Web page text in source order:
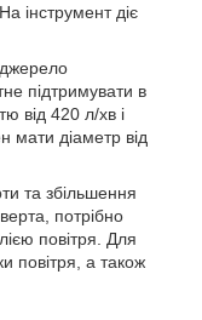
інструмент діє
підтримувати в
від 420 л/хв і
мати діаметр від
та збільшення
потрібно
повітря. Для
повітря, а також